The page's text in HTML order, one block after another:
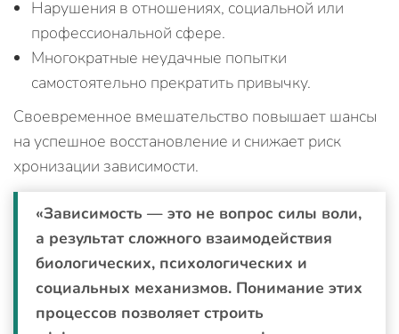
Нарушения в отношениях, социальной или
профессиональной сфере.
Многократные неудачные попытки
самостоятельно прекратить привычку.
Своевременное вмешательство повышает шансы
на успешное восстановление и снижает риск
хронизации зависимости.
«Зависимость — это не вопрос силы воли,
а результат сложного взаимодействия
биологических, психологических и
социальных механизмов. Понимание этих
процессов позволяет строить